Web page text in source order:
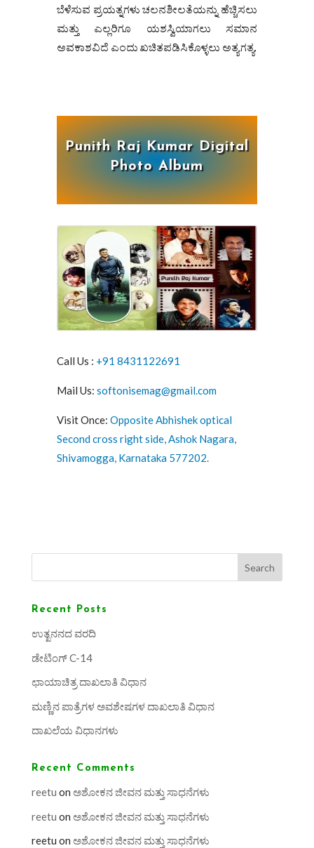
ಬೆಳೆಸುವ ಪ್ರಯತ್ನಗಳು ಚಲನಶೀಲತೆಯನ್ನು ಹೆಚ್ಚಿಸಲು
ಮತ್ತು ಎಲ್ಲರಿಗೂ ಯಶಸ್ವಿಯಾಗಲು ಸಮಾನ
ಅವಕಾಶವಿದೆ ಎಂದು ಖಚಿತಪಡಿಸಿಕೊಳ್ಳಲು ಅತ್ಯಗತ್ಯ.
Punith Raj Kumar Digital
Photo Album
Call Us : +91 8431122691
Mail Us: softonisemag@gmail.com
Visit Once: Opposite Abhishek optical
Second cross right side, Ashok Nagara,
Shivamogga, Karnataka 577202.
Search
Recent Posts
ಉತ್ಖನನದ ವರದಿ
ಡೇಟಿಂಗ್ C-14
ಛಾಯಾಚಿತ್ರ ದಾಖಲಾತಿ ವಿಧಾನ
ಮಣ್ಣಿನ ಪಾತ್ರೆಗಳ ಅವಶೇಷಗಳ ದಾಖಲಾತಿ ವಿಧಾನ
ದಾಖಲೆಯ ವಿಧಾನಗಳು
Recent Comments
reetu on ಅಶೋಕನ ಜೀವನ ಮತ್ತು ಸಾಧನೆಗಳು
reetu on ಅಶೋಕನ ಜೀವನ ಮತ್ತು ಸಾಧನೆಗಳು
reetu on ಅಶೋಕನ ಜೀವನ ಮತ್ತು ಸಾಧನೆಗಳು